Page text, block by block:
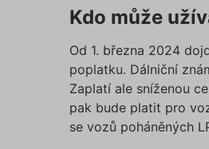
Kdo může
Od 1. března 2024
poplatku. Dálniční
Zaplatí ale sníženou
pak bude platit pro
se vozů poháněných